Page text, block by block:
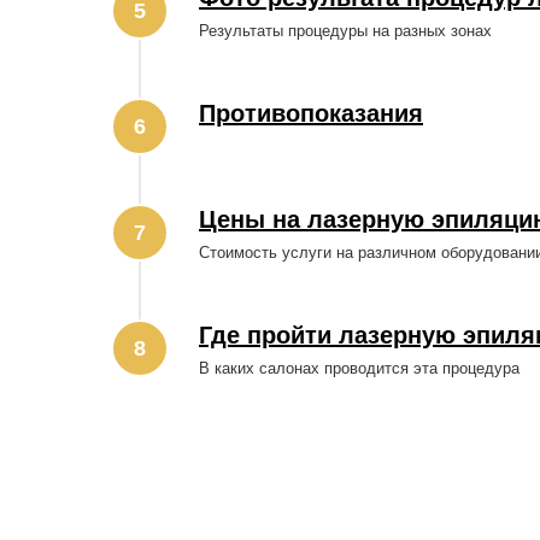
Результаты процедуры на разных зонах
Противопоказания
Цены на лазерную
Стоимость услуги на различном
Где пройти лазерную
В каких салонах проводится эта процедура